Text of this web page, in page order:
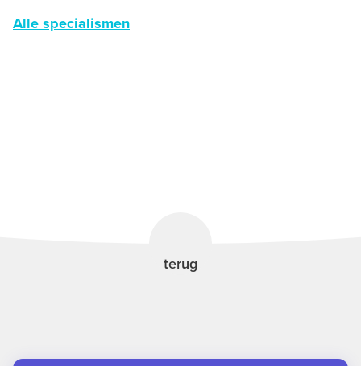
Alle specialismen
terug